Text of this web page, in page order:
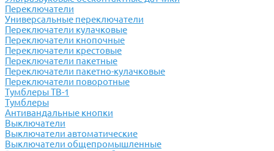
Переключатели
Универсальные переключатели
Переключатели кулачковые
Переключатели кнопочные
Переключатели крестовые
Переключатели пакетные
Переключатели пакетно-кулачковые
Переключатели поворотные
Тумблеры ТВ-1
Тумблеры
Антивандальные кнопки
Выключатели
Выключатели автоматические
Выключатели общепромышленные